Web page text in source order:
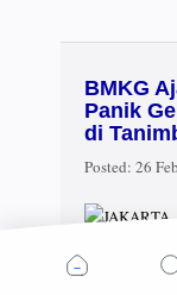
BMKG
Panik
di
Posted: 26
kejadian
26 Februari